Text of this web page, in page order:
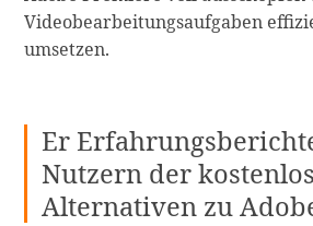
Videobearbeitungsaufgaben
umsetzen.
Er
Nutzern der
Alternativen zu